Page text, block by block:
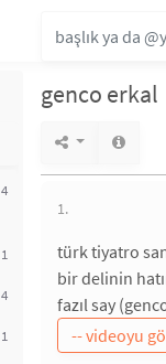
4
1
4
1
genco erkal
1.
türk tiyatro
bir delinin
fazıl say